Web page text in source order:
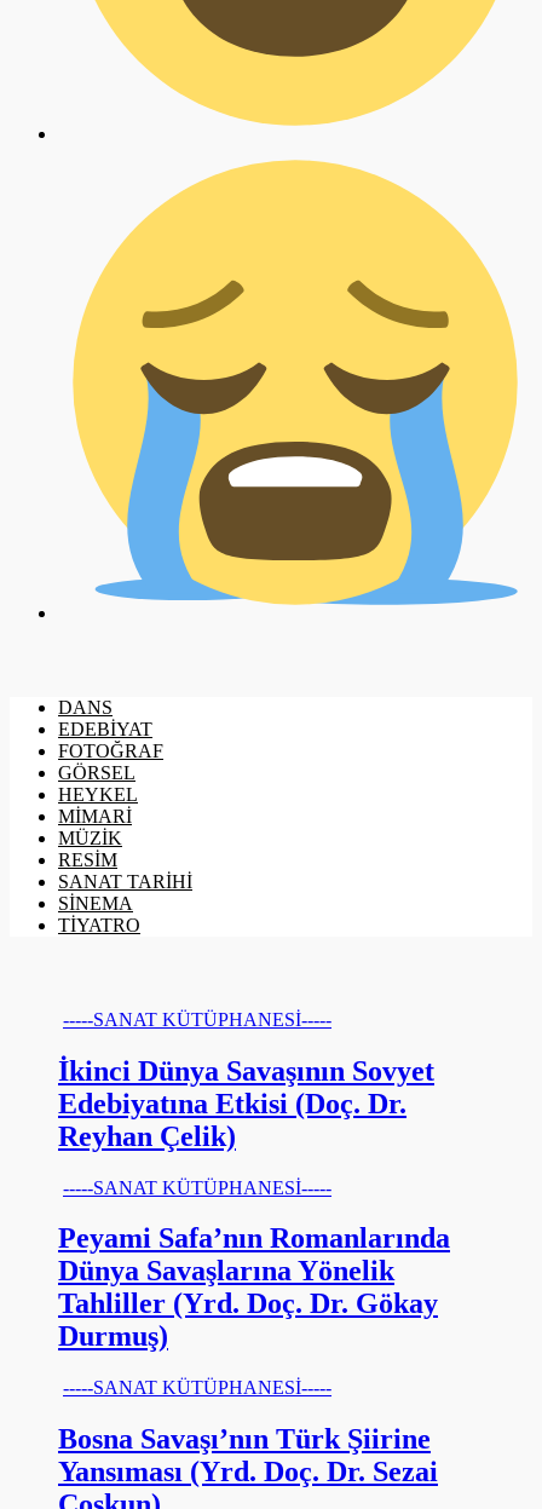
DANS
EDEBİYAT
FOTOĞRAF
GÖRSEL
HEYKEL
MİMARİ
MÜZİK
RESİM
SANAT TARİHİ
SİNEMA
TİYATRO
-----SANAT KÜTÜPHANESİ-----
İkinci Dünya Savaşının Sovyet
Edebiyatına Etkisi (Doç. Dr.
Reyhan Çelik)
-----SANAT KÜTÜPHANESİ-----
Peyami Safa’nın Romanlarında
Dünya Savaşlarına Yönelik
Tahliller (Yrd. Doç. Dr. Gökay
Durmuş)
-----SANAT KÜTÜPHANESİ-----
Bosna Savaşı’nın Türk Şiirine
Yansıması (Yrd. Doç. Dr. Sezai